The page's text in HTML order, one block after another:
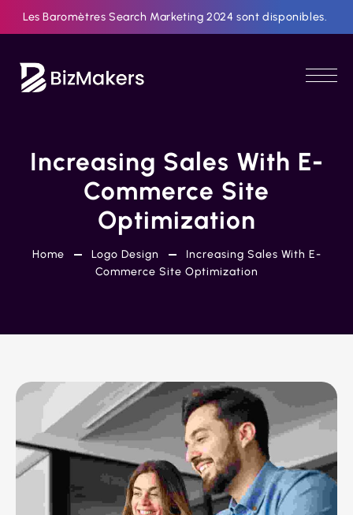
Les Baromètres Search Marketing 2024 sont disponibles.
Increasing Sales With E-
Commerce Site
Optimization
Home Logo Design
Increasing Sales With E-
Commerce Site Optimization